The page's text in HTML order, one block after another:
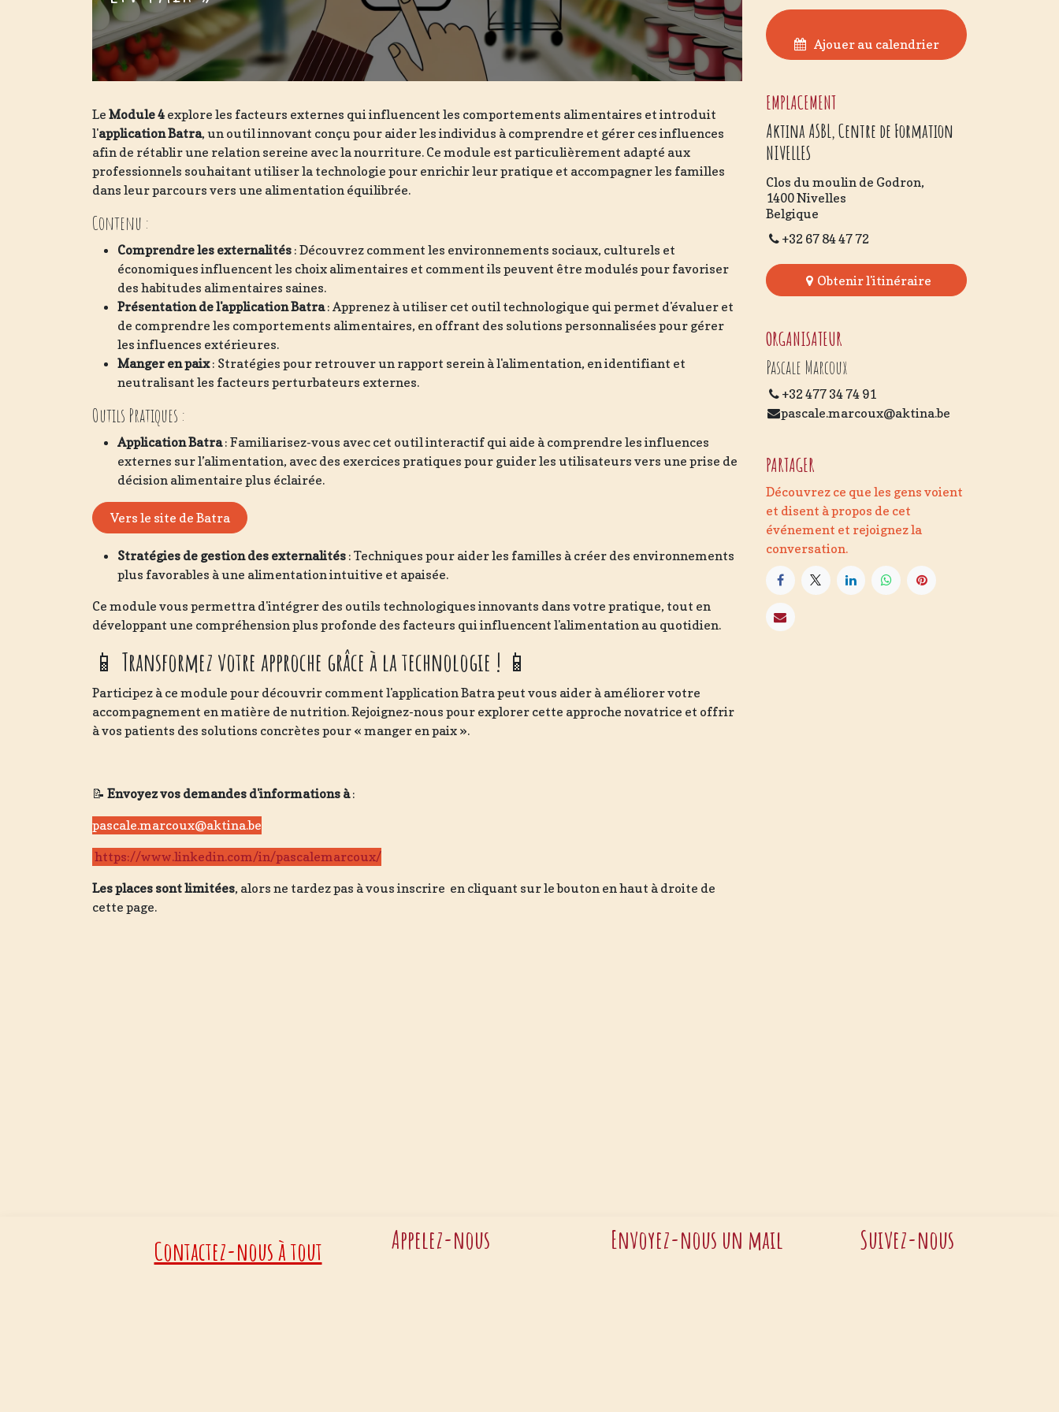
Le Module 4 explore les facteurs externes qui influencent les comportements alimentaires et introduit
l'application Batra, un outil innovant conçu pour aider les individus à comprendre et gérer ces influences
afin de rétablir une relation sereine avec la nourriture. Ce module est particulièrement adapté aux
professionnels souhaitant utiliser la technologie pour enrichir leur pratique et accompagner les familles
dans leur parcours vers une alimentation équilibrée.
Contenu :
Comprendre les externalités : Découvrez comment les environnements sociaux, culturels et
économiques influencent les choix alimentaires et comment ils peuvent être modulés pour favoriser
des habitudes alimentaires saines.
Présentation de l'application Batra: Apprenez à utiliser cet outil technologique qui permet d'évaluer et
de comprendre les comportements alimentaires, en offrant des solutions personnalisées pour gérer
les influences extérieures.
Manger en paix: Stratégies pour retrouver un rapport serein à l'alimentation, en identifiant et
neutralisant les facteurs perturbateurs externes.
Outils Pratiques :
Application Batra: Familiarisez-vous avec cet outil interactif qui aide à comprendre les influences
externes sur l’alimentation, avec des exercices pratiques pour guider les utilisateurs vers une prise de
décision alimentaire plus éclairée.
Vers le site de Batra
Stratégies de gestion des externalités : Techniques pour aider les familles à créer des environnements
plus favorables à une alimentation intuitive et apaisée.
Ce module vous permettra d'intégrer des outils technologiques innovants dans votre pratique, tout en
développant une compréhension plus profonde des facteurs qui influencent l'alimentation au quotidien.
📱 Transformez votre approche grâce à la technologie ! 📱
Participez à ce module pour découvrir comment l'application Batra peut vous aider à améliorer votre
accompagnement en matière de nutrition. Rejoignez-nous pour explorer cette approche novatrice et offrir
à vos patients des solutions concrètes pour « manger en paix ».
📝 Envoyez vos demandes d'informations à:
pascale.marcoux@aktina.be
https://www.linkedin.com/in/pascalemarcoux/
Les places sont limitées, alors ne tardez pas à vous inscrire en cliquant sur le bouton en haut à droite de
cette page.
Ajouer au calendrier
EMPLACEMENT
Aktina ASBL, Centre de Formation
NIVELLES
Clos du moulin de Godron,
1400 Nivelles
Belgique
+32 67 84 47 72
Obtenir l'itinéraire
ORGANISATEUR
Pascale Marcoux
+32 477 34 74 91
pascale.marcoux@aktina.be
PARTAGER
Découvrez ce que les gens voient
et disent à propos de cet
événement et rejoignez la
conversation.
Contactez-nous à tout
Suivez-nous
Appelez-nous Envoyez-nous un mail